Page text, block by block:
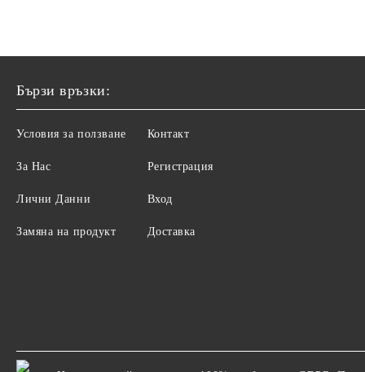
Бързи връзки:
Условия за ползване
За Нас
Лични Данни
Замяна на продукт
Контакт
Регистрация
Вход
Доставка